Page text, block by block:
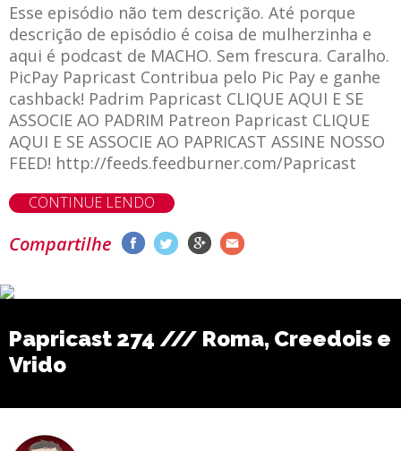
Esse episódio não tem descrição. Até porque
descrição de episódio é coisa de mulherzinha e
aqui é podcast de MACHO. Sem frescura. Caralho.
PicPay Papricast Contribua pelo Pic Pay e ganhe
cashback! Padrim Papricast CLIQUE AQUI E SE
ASSOCIE AO PADRIM Patreon Papricast CLIQUE
AQUI E SE ASSOCIE AO PAPRICAST ASSINE NOSSO
FEED! http://feeds.feedburner.com/Papricast
CONTINUE LENDO
Compartilhe
Papricast 274 /// Roma, Creedois e
Vrido